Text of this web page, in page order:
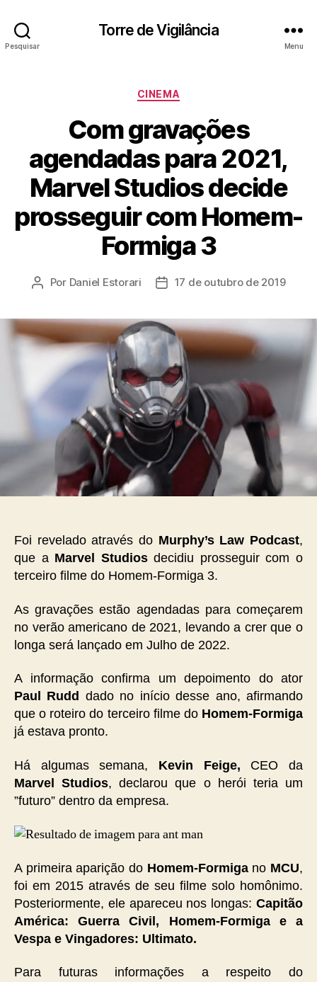
Pesquisar
Torre de Vigilância
Menu
Categorias
CINEMA
Com gravações
agendadas para 2021,
Marvel Studios decide
prosseguir com Homem-
Formiga 3
Autor
Por Daniel Estorari
Data17 de outubro de 2019
Foi revelado através do Murphy’s Law Podcast,
que a Marvel Studiosdecidiu prosseguir com o
terceiro filme do Homem-Formiga 3.
As gravações estão agendadas para começarem
no verão americano de 2021, levando a crer que o
longa será lançado em Julho de 2022.
A informação confirma um depoimento do ator
Paul Rudd dado no início desse ano, afirmando
que o roteiro do terceiro filme do Homem-Formiga
já estava pronto.
Há algumas semana, Kevin Feige, CEO da
Marvel Studios, declarou que o herói teria um
”futuro” dentro da empresa.
A primeira aparição do Homem-Formigano MCU,
foi em 2015 através de seu filme solo homônimo.
Posteriormente, ele apareceu nos longas: Capitão
América: Guerra Civil, Homem-Formiga e a
Vespa e Vingadores: Ultimato.
Para futuras informações a respeito do